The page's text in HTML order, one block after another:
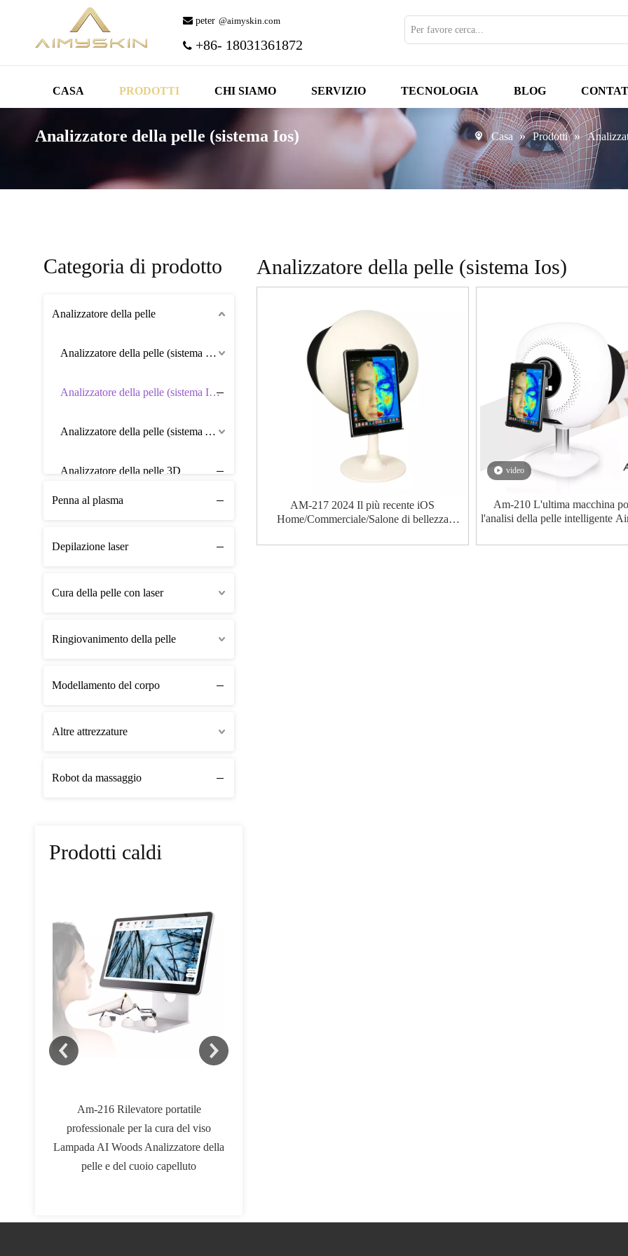
 peter @aimyskin.com
+86- 18031361872
CASA PRODOTTI CHI SIAMO SERVIZIO TECNOLOGIA BLOG
Analizzatore della pelle (sistema Ios) Casa » Prodotti »
Categoria di prodotto
Analizzatore della pelle
Analizzatore della pelle (sistema Windows)
Analizzatore della pelle (sistema Ios)
Analizzatore della pelle (sistema Android)
Analizzatore della pelle 3D
Penna al plasma
Depilazione laser
Cura della pelle con laser
Ringiovanimento della pelle
Modellamento del corpo
Altre attrezzature
Robot da massaggio
Prodotti caldi
Am-216 Rilevatore portatile
professionale per la cura del viso
Lampada AI Woods Analizzatore della
pelle e del cuoio capelluto
Analizzatore della pelle (sistema Ios)
AM-217 2024 Il più recente iOS
Home/Commerciale/Salone di bellezza
video
Am-210 L'ultima macchina
l'analisi della pelle intelligente